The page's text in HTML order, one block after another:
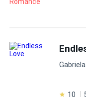
David ni siquiera
vidas?
Gabriela
10